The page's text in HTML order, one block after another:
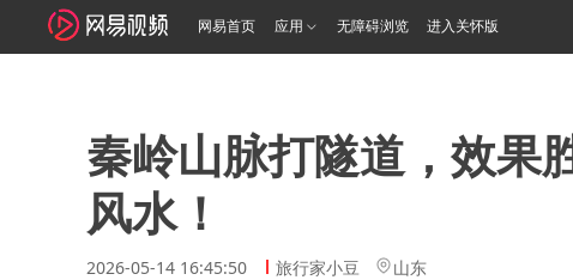
网易首页 应用 无障碍浏览 进入关怀版
秦岭山脉打隧道，效果
风水！
2026-05-14 16:45:50 旅行家小豆 山东